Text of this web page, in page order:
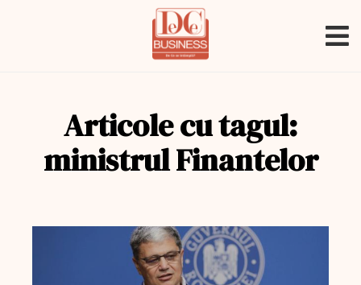
Articole cu tagul:
ministrul Finantelor